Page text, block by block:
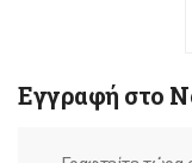
Εγγραφή στο